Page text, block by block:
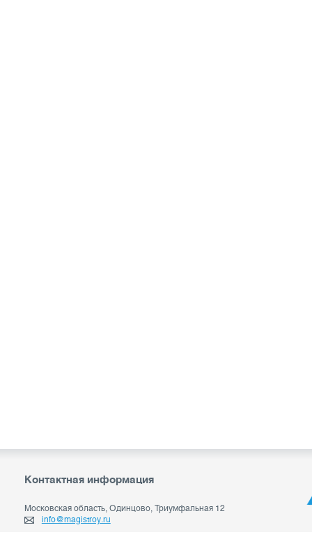
Контактная информация
Московская область, Одинцово, Триумфальная 12
info@magistroy.ru